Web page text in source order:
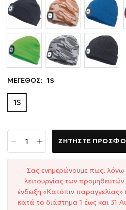
ΜΕΓΕΘΟΣ: 1S
1S
ΖΗΤΉΣΤΕ
Σας ενημερώνουμε πως, λόγω
λειτουργίας των
ένδειξη «Κατόπιν
κατά το διάστημα 1 έως και 31